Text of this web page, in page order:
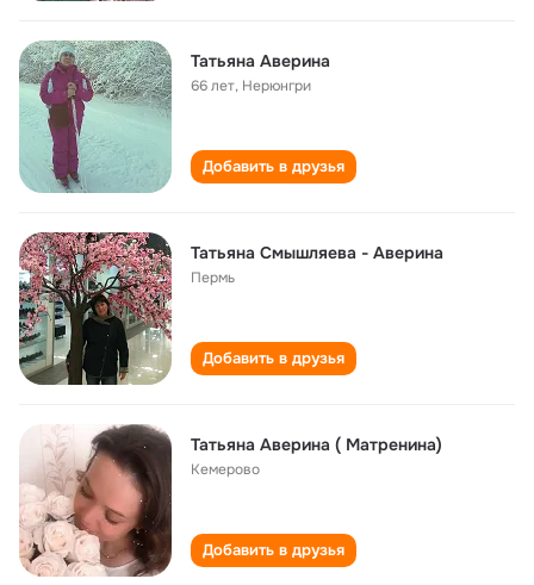
Татьяна Аверина
66 лет, Нерюнгри
Добавить в друзья
Татьяна Смышляева - Аверина
Пермь
Добавить в друзья
Татьяна Аверина ( Матренина)
Кемерово
Добавить в друзья